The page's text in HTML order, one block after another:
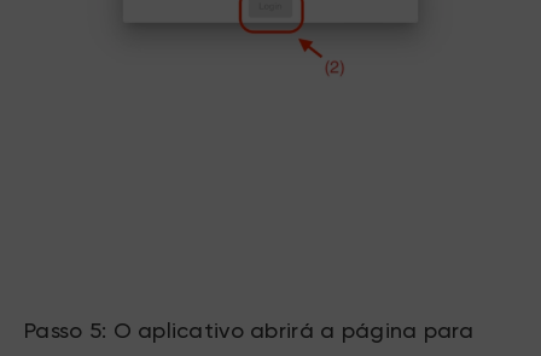
Passo 5: O aplicativo abrirá a página para